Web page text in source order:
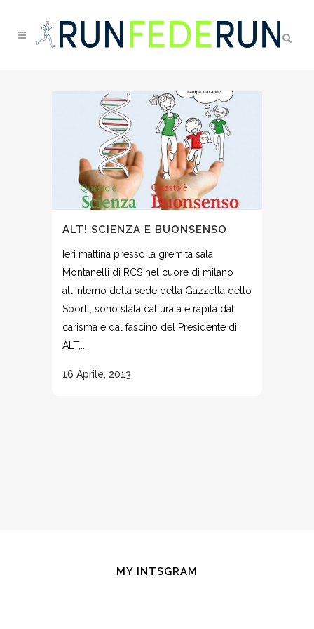
ALT! SCIENZA E BUONSENSO
Ieri mattina presso la gremita sala
Montanelli di RCS nel cuore di milano
all'interno della sede della Gazzetta dello
Sport , sono stata catturata e rapita dal
carisma e dal fascino del Presidente di
ALT,...
16 Aprile, 2013
MY INTSGRAM